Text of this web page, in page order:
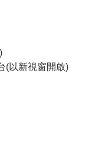
(以新視窗開啟)